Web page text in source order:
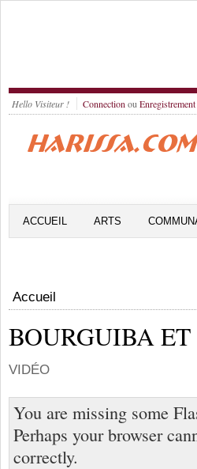
Hello Visiteur ! Connection ou Enregistrement
ACCUEIL ARTS
Accueil
BOURGUIBA
VIDÉO
You are missing some
Perhaps your browser
correctly.